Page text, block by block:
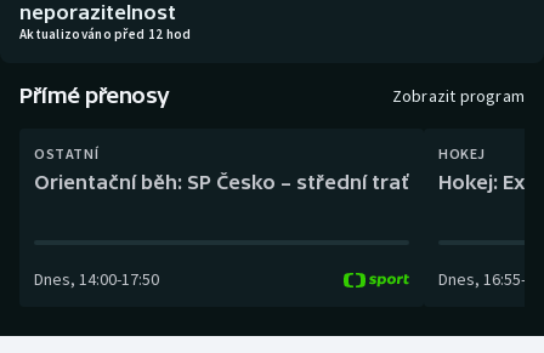
Box
Curling
Dostihy
neporazitelnost
Aktualizováno před 12 hod
Přímé přenosy Zobrazit program
OSTATNÍ
Orientační běh: SP Česko – střední trať
Dnes, 14:00-17:50
HOKEJ
Hokej:
Dnes, 16:55-